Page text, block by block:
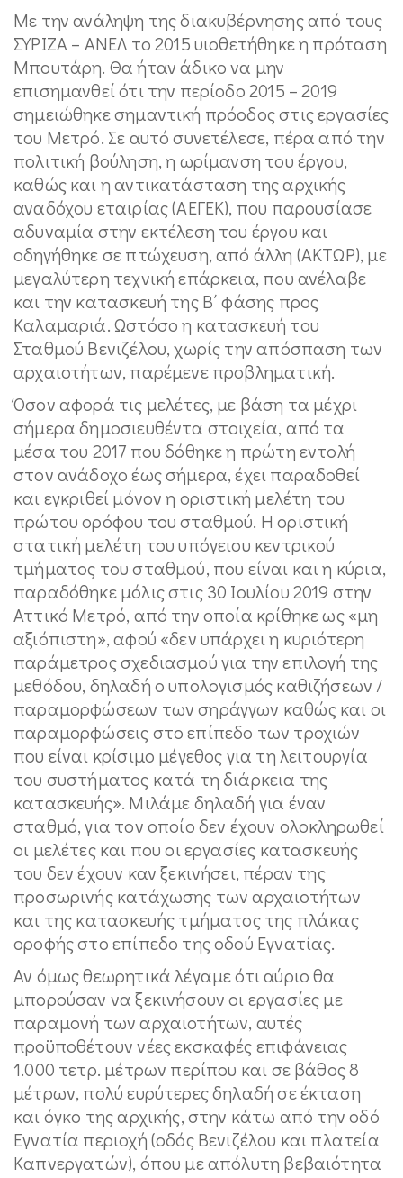
Με την ανάληψη της διακυβέρνησης από τους
ΣΥΡΙΖΑ – ΑΝΕΛ το 2015 υιοθετήθηκε η πρόταση
Μπουτάρη. Θα ήταν άδικο να μην
επισημανθεί ότι την περίοδο 2015 – 2019
σημειώθηκε σημαντική πρόοδος στις εργασίες
του Μετρό. Σε αυτό συνετέλεσε, πέρα από την
πολιτική βούληση, η ωρίμανση του έργου,
καθώς και η αντικατάσταση της αρχικής
αναδόχου εταιρίας (ΑΕΓΕΚ), που παρουσίασε
αδυναμία στην εκτέλεση του έργου και
οδηγήθηκε σε πτώχευση, από άλλη (ΑΚΤΩΡ), με
μεγαλύτερη τεχνική επάρκεια, που ανέλαβε
και την κατασκευή της Β΄ φάσης προς
Καλαμαριά. Ωστόσο η κατασκευή του
Σταθμού Βενιζέλου, χωρίς την απόσπαση των
αρχαιοτήτων, παρέμενε προβληματική.
Όσον αφορά τις μελέτες, με βάση τα μέχρι
σήμερα δημοσιευθέντα στοιχεία, από τα
μέσα του 2017 που δόθηκε η πρώτη εντολή
στον ανάδοχο έως σήμερα, έχει παραδοθεί
και εγκριθεί μόνον η οριστική μελέτη του
πρώτου ορόφου του σταθμού. Η οριστική
στατική μελέτη του υπόγειου κεντρικού
τμήματος του σταθμού, που είναι και η κύρια,
παραδόθηκε μόλις στις 30 Ιουλίου 2019 στην
Αττικό Μετρό, από την οποία κρίθηκε ως «μη
αξιόπιστη», αφού «δεν υπάρχει η κυριότερη
παράμετρος σχεδιασμού για την επιλογή της
μεθόδου, δηλαδή ο υπολογισμός καθιζήσεων /
παραμορφώσεων των σηράγγων καθώς και οι
παραμορφώσεις στο επίπεδο των τροχιών
που είναι κρίσιμο μέγεθος για τη λειτουργία
του συστήματος κατά τη διάρκεια της
κατασκευής». Μιλάμε δηλαδή για έναν
σταθμό, για τον οποίο δεν έχουν ολοκληρωθεί
οι μελέτες και που οι εργασίες κατασκευής
του δεν έχουν καν ξεκινήσει, πέραν της
προσωρινής κατάχωσης των αρχαιοτήτων
και της κατασκευής τμήματος της πλάκας
οροφής στο επίπεδο της οδού Εγνατίας.
Αν όμως θεωρητικά λέγαμε ότι αύριο θα
μπορούσαν να ξεκινήσουν οι εργασίες με
παραμονή των αρχαιοτήτων, αυτές
προϋποθέτουν νέες εκσκαφές επιφάνειας
1.000 τετρ. μέτρων περίπου και σε βάθος 8
μέτρων, πολύ ευρύτερες δηλαδή σε έκταση
και όγκο της αρχικής, στην κάτω από την οδό
Εγνατία περιοχή (οδός Βενιζέλου και πλατεία
Καπνεργατών), όπου με απόλυτη βεβαιότητα